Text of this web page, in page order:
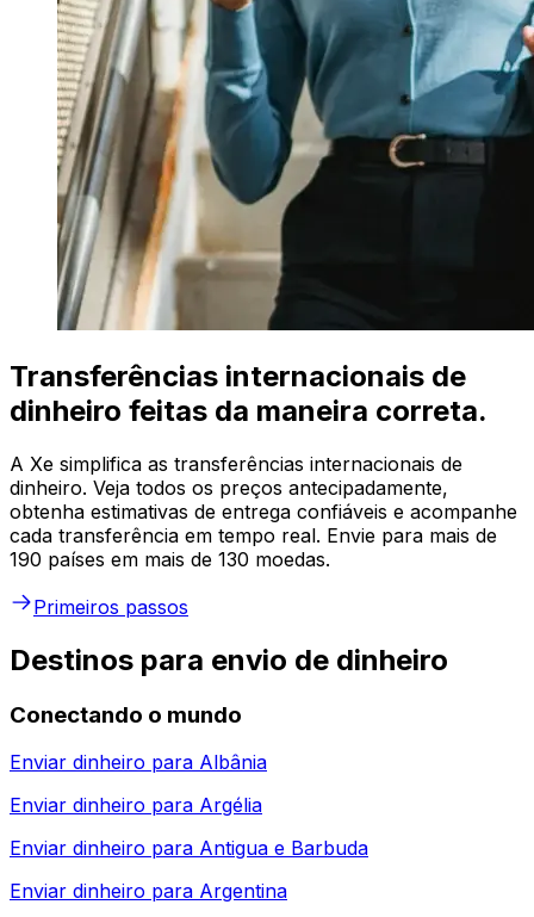
Transferências internacionais de
dinheiro feitas da maneira correta.
A Xe simplifica as transferências internacionais de
dinheiro. Veja todos os preços antecipadamente,
obtenha estimativas de entrega confiáveis e acompanhe
cada transferência em tempo real. Envie para mais de
190 países em mais de 130 moedas.
Primeiros passos
Destinos para envio de dinheiro
Conectando o mundo
Enviar dinheiro para Albânia
Enviar dinheiro para Argélia
Enviar dinheiro para Antigua e Barbuda
Enviar dinheiro para Argentina